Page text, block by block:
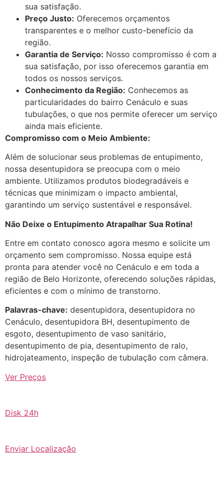
sua satisfação.
Preço Justo: Oferecemos orçamentos
transparentes e o melhor custo-benefício da
região.
Garantia de Serviço: Nosso compromisso é com a
sua satisfação, por isso oferecemos garantia em
todos os nossos serviços.
Conhecimento da Região: Conhecemos as
particularidades do bairro Cenáculo e suas
tubulações, o que nos permite oferecer um serviço
ainda mais eficiente.
Compromisso com o Meio Ambiente:
Além de solucionar seus problemas de entupimento,
nossa desentupidora se preocupa com o meio
ambiente. Utilizamos produtos biodegradáveis e
técnicas que minimizam o impacto ambiental,
garantindo um serviço sustentável e responsável.
Não Deixe o Entupimento Atrapalhar Sua Rotina!
Entre em contato conosco agora mesmo e solicite um
orçamento sem compromisso. Nossa equipe está
pronta para atender você no Cenáculo e em toda a
região de Belo Horizonte, oferecendo soluções rápidas,
eficientes e com o mínimo de transtorno.
Palavras-chave: desentupidora, desentupidora no
Cenáculo, desentupidora BH, desentupimento de
esgoto, desentupimento de vaso sanitário,
desentupimento de pia, desentupimento de ralo,
hidrojateamento, inspeção de tubulação com câmera.
Ver Preços
Disk 24h
Enviar Localização